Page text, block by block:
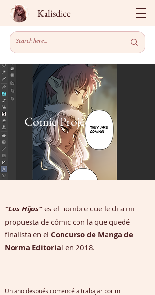
Kalisdice
Comic Project
“Los Hijos”es el nombre que le di a mi
propuesta de cómic con la que quedé
finalista en el Concurso de Manga de
Norma Editorial en 2018.
Un año después comencé a trabajar por mi